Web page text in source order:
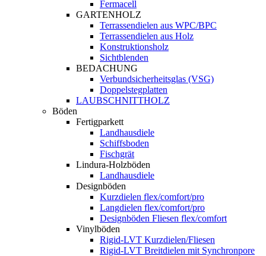
Fermacell
GARTENHOLZ
Terrassendielen aus WPC/BPC
Terrassendielen aus Holz
Konstruktionsholz
Sichtblenden
BEDACHUNG
Verbundsicherheitsglas (VSG)
Doppelstegplatten
LAUBSCHNITTHOLZ
Böden
Fertigparkett
Landhausdiele
Schiffsboden
Fischgrät
Lindura-Holzböden
Landhausdiele
Designböden
Kurzdielen flex/comfort/pro
Langdielen flex/comfort/pro
Designböden Fliesen flex/comfort
Vinylböden
Rigid-LVT Kurzdielen/Fliesen
Rigid-LVT Breitdielen mit Synchronpore